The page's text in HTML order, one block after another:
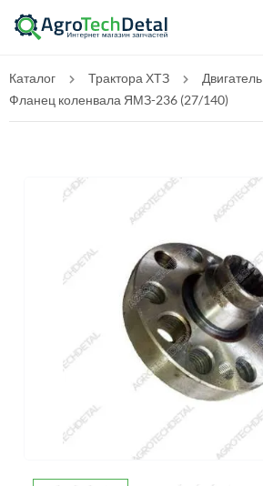
Каталог Трактора ХТЗ
Двигатель
Фланец коленвала ЯМЗ-236 (27/140)